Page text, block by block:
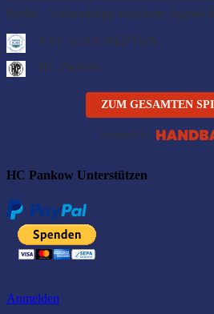
Berlin - Verbandsliga weibliche
KSV AJAX-NEPTUN
HC Pankow
ZUM GESAMTEN
powered by
HC Pankow Unterstützen
Anmelden